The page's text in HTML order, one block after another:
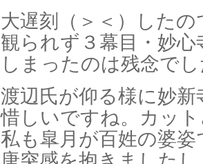
大遅刻（＞＜）した
観られず３幕目・妙
しまったのは残念で
渡辺氏が仰る様に妙
惜しいですね。カッ
私も皐月が百姓の婆